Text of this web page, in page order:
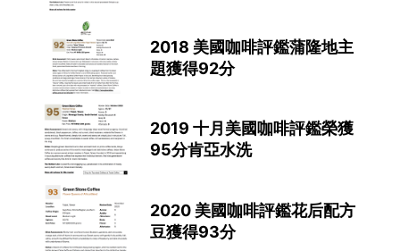
2018 美國咖啡評鑑蒲隆地主
題獲得92分
2019 十月美國咖啡評鑑榮獲
95分肯亞水洗
2020 美國咖啡評鑑花后配方
豆獲得93分